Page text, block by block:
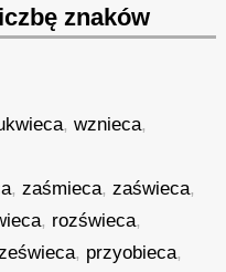
znaków
,wznieca,
,zaśmieca,zaświeca,
, rozświeca,
, przyobieca,